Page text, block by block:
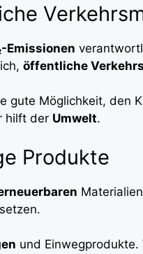
Emissionen
öffentliche
gute Möglichkeit, den
hilft der Umwelt.
Produkte
setzen.
und